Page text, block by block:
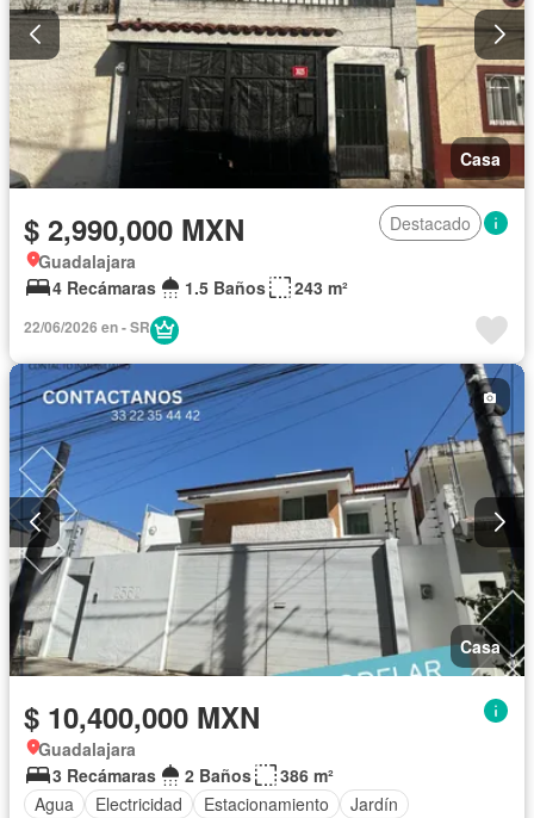
Casa
$ 2,990,000 MXN
Destacado
Guadalajara
4 Recámaras
1.5 Baños 243 m²
22/06/2026 en - SR
Casa
$ 10,400,000 MXN
Guadalajara
3 Recámaras
2 Baños
386 m²
Agua
Electricidad Estacionamiento
Jardín